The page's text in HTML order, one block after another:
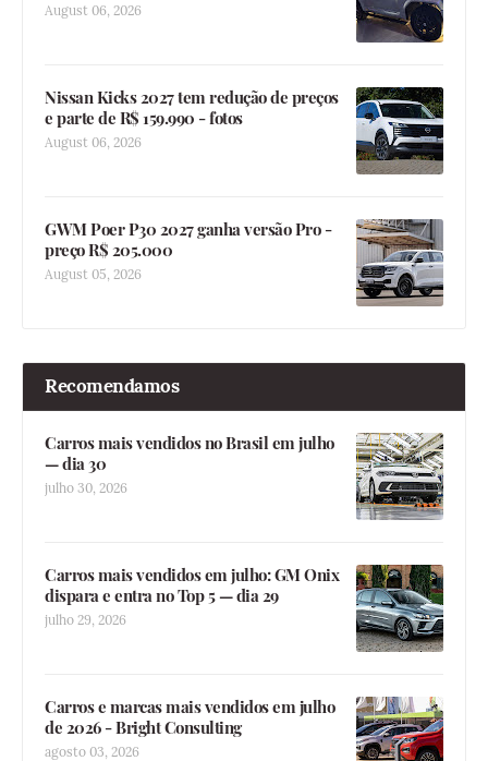
August 06, 2026
Nissan Kicks 2027 tem redução de preços
e parte de R$ 159.990 - fotos
August 06, 2026
GWM Poer P30 2027 ganha versão Pro -
preço R$ 205.000
August 05, 2026
Recomendamos
Carros mais vendidos no Brasil em julho
— dia 30
julho 30, 2026
Carros mais vendidos em julho: GM Onix
dispara e entra no Top 5 — dia 29
julho 29, 2026
Carros e marcas mais vendidos em julho
de 2026 - Bright Consulting
agosto 03, 2026